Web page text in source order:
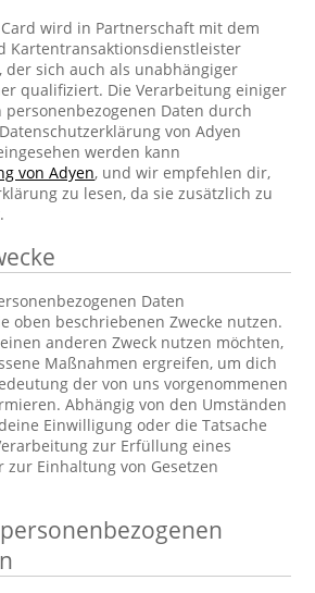
Card wird in Partnerschaft mit dem
Kartentransaktionsdienstleister
der sich auch als unabhängiger
qualifiziert. Die Verarbeitung einiger
Daten durch
von Adyen
werden kann
von Adyen, und wir empfehlen dir,
zu lesen, da sie zusätzlich zu
Daten
oben beschriebenen Zwecke nutzen.
anderen Zweck nutzen möchten,
Maßnahmen ergreifen, um dich
der von uns vorgenommenen
Abhängig von den Umständen
Einwilligung oder die Tatsache
zur Erfüllung eines
Einhaltung von Gesetzen